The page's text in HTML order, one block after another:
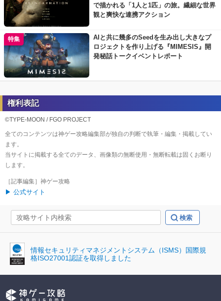
で描かれる「1人と1匹」の旅。繊細な世界
観と爽快な連携アクション
特集
AIと共に幾多のSeedを生み出し大きなプ
ロジェクトを作り上げる『MIMESIS』開
発秘話トークイベントレポート
権利表記
©TYPE-MOON / FGO PROJECT
全てのコンテンツは神ゲー攻略編集部が独自の判断で執筆・編集・掲載してい
ます。
当サイトに掲載する全てのデータ、画像類の無断使用・無断転載は固くお断り
します。
［記事編集］神ゲー攻略
▶ 公式サイト
情報セキュリティマネジメントシステム（ISMS）国際規
格ISO27001認証を取得しました